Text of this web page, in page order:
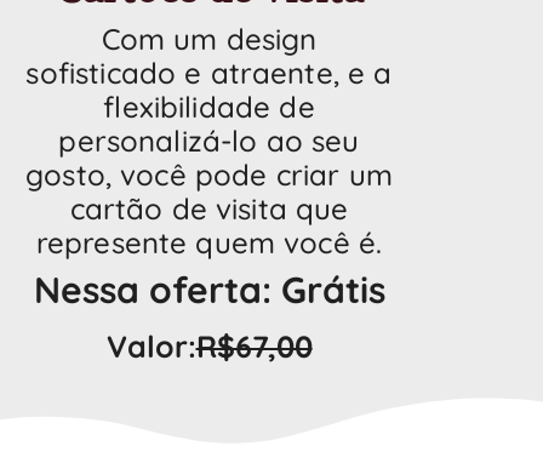
Com um design
sofisticado e atraente, e a
flexibilidade de
personalizá-lo ao seu
gosto, você pode criar um
cartão de visita que
represente quem você é.
Nessa oferta: Grátis
Valor:R$67,00